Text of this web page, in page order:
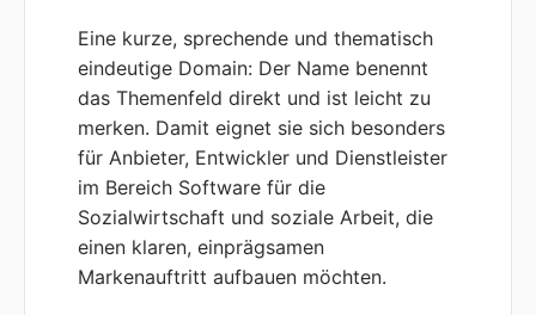
Eine kurze, sprechende und thematisch
eindeutige Domain: Der Name benennt
das Themenfeld direkt und ist leicht zu
merken. Damit eignet sie sich besonders
für Anbieter, Entwickler und Dienstleister
im Bereich Software für die
Sozialwirtschaft und soziale Arbeit, die
einen klaren, einprägsamen
Markenauftritt aufbauen möchten.